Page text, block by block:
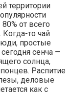
территории
от всего
Когда-то чай
простые
сенча —
солнца,
Распитие
деловые
как с